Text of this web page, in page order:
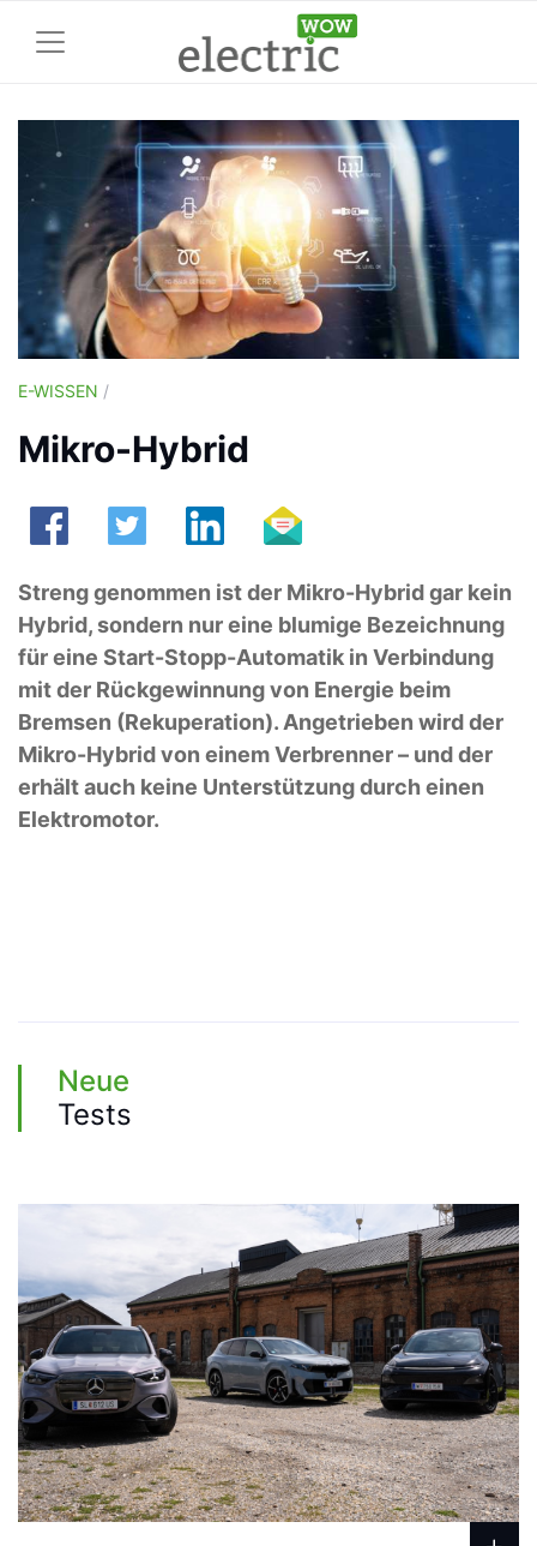
E-WISSEN /
Mikro-Hybrid
Streng genommen ist der Mikro-Hybrid gar kein
Hybrid, sondern nur eine blumige Bezeichnung
für eine Start-Stopp-Automatik in Verbindung
mit der Rückgewinnung von Energie beim
Bremsen (Rekuperation). Angetrieben wird der
Mikro-Hybrid von einem Verbrenner – und der
erhält auch keine Unterstützung durch einen
Elektromotor.
Neue
Tests